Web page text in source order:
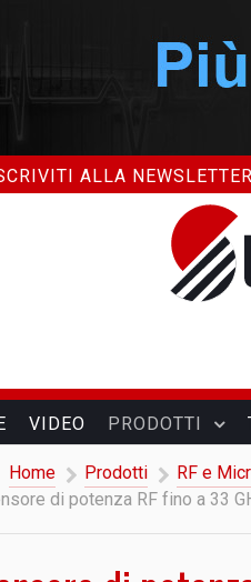
ALLA NEWSLETTER
VIDEO PRODOTTI
Home Prodotti
RF e
di potenza RF fino a 33